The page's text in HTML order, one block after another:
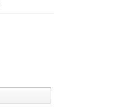
on/off
쓰